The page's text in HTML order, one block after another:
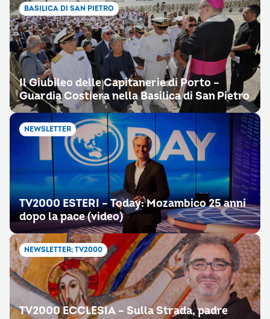
BASILICA DI SAN PIETRO
Il Giubileo delle Capitanerie di Porto –
Guardia Costiera nella Basilica di San Pietro
NEWSLETTER
TV2000 ESTERI – Today: Mozambico 25 anni
dopo la pace (video)
NEWSLETTER; TV2000
TV2000 ECCLESIA – Sulla Strada, padre